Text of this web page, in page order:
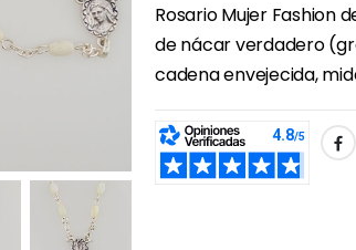
Rosario Mujer Fashion
de nácar verdadero
cadena envejecida,
SHARE: